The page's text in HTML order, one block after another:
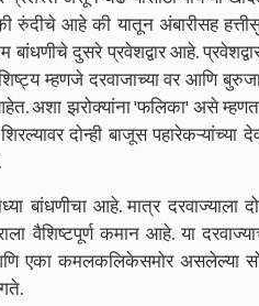
आहे की यातून अंबारीसह
दुसरे प्रवेशद्वार आहे.
म्हणजे दरवाजाच्या वर आणि
अशा झरोक्यांना 'फलिका' असे
दोन्ही बाजूस पहारेकऱ्यांच्या
आहे. मात्र दरवाज्याला
वैशिष्टपूर्ण कमान आहे. या
एका कमलकलिकेसमोर असलेल्या